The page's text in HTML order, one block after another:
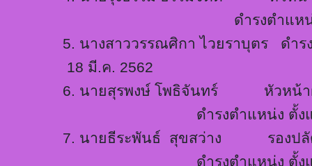
ดำรงตำแหน่ง ตั้งแ
5. นางสาววรรณศิกา ไวยราบุตร ดำร
18 มี.ค. 2562
6. นายสุรพงษ์ โพธิจันทร์ หัวหน้าฝ่าย
ดำรงตำแหน่ง ตั้ง
7. นายธีระพันธ์ สุขสว่าง รองปลัดเ
ดำรงตำแหน่ง ตั้